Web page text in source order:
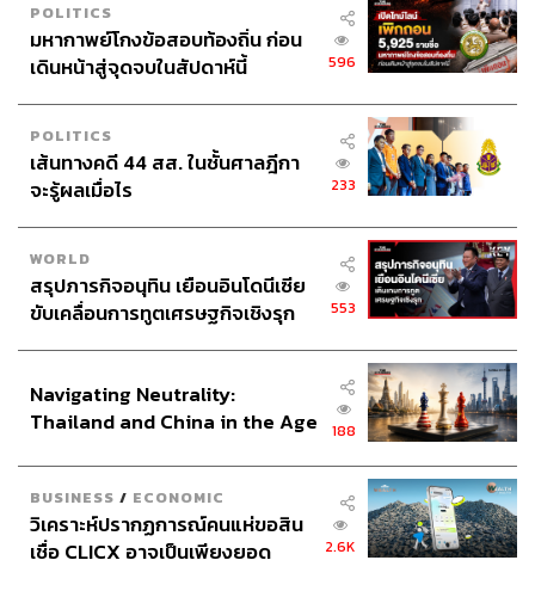
ABOUT THE AUTHOR
หลงใหลในวัฒนธรรม K-Pop และ K- HipHop
ใช้ชีวิตอยู่บนดาวบี 612 มีความเชื่อว่า Love
Hurts, Life Sucks, KPOP Helps
POLITICS
มหากาพย์โกงข้อสอบท้องถิ่น ก่อน
เดินหน้าสู่จุดจบในสัปดาห์นี้
596
POLITICS
เส้นทางคดี 44 สส. ในชั้นศาลฎีกา
จะรู้ผลเมื่อไร
233
WORLD
สรุปภารกิจอนุทิน เยือนอินโดนีเซีย
ขับเคลื่อนการทูตเศรษฐกิจเชิงรุก
553
Navigating Neutrality:
Thailand and China in the Age
188
BUSINESS / ECONOMIC
วิเคราะห์ปรากฏการณ์คนแห่ขอสิน
เชื่อ CLICX อาจเป็นเพียงยอด
2.6K